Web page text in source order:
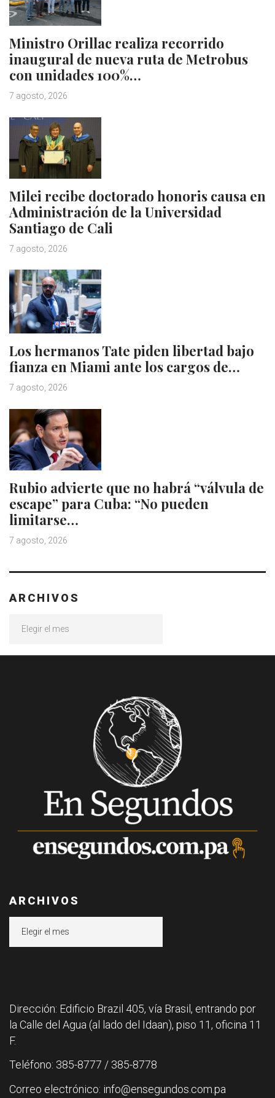
Ministro Orillac realiza recorrido
inaugural de nueva ruta de Metrobus
con unidades 100%…
7 agosto, 2026
Milei recibe doctorado honoris causa en
Administración de la Universidad
Santiago de Cali
7 agosto, 2026
Los hermanos Tate piden libertad bajo
fianza en Miami ante los cargos de…
7 agosto, 2026
Rubio advierte que no habrá “válvula de
escape” para Cuba: “No pueden
limitarse…
7 agosto, 2026
ARCHIVOS
ARCHIVOS
Dirección: Edificio Brazil 405, vía Brasil, entrando por
la Calle del Agua (al lado del Idaan), piso 11, oficina 11
F.
Teléfono: 385-8777 / 385-8778
Correo electrónico: info@ensegundos.com.pa